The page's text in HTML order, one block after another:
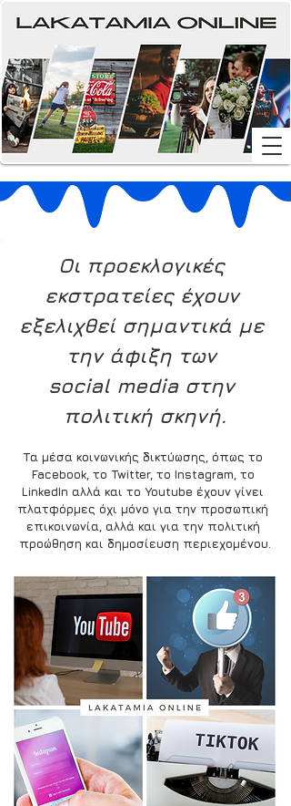
Οι προεκλογικές
εκστρατείες έχουν
εξελιχθεί σημαντικά με
την άφιξη των
social media στην
πολιτική σκηνή.
Τα μέσα κοινωνικής δικτύωσης, όπως το
Facebook, το Twitter, το Instagram , το
LinkedIn αλλά και το Youtube έχουν γίνει
πλατφόρμες όχι μόνο για την προσωπική
επικοινωνία, αλλά και για την πολιτική
προώθηση και δημοσίευση περιεχομένου.